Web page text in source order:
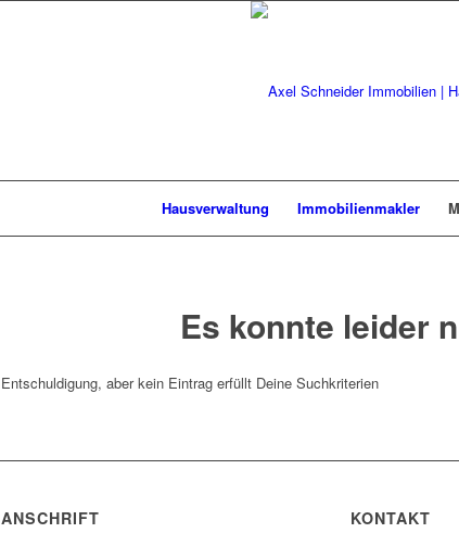
Hausverwaltung Immobilienmakler
Es konnte leider
Entschuldigung, aber kein Eintrag erfüllt Deine Suchkriterien
ANSCHRIFT KONTAKT